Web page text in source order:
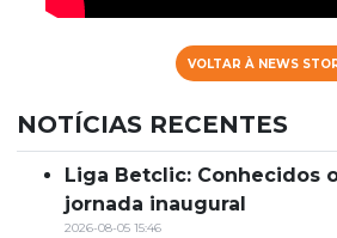
VOLTAR À NEWS
NOTÍCIAS RECENTES
Liga Betclic: Conhecidos
jornada inaugural
2026-08-05 15:46